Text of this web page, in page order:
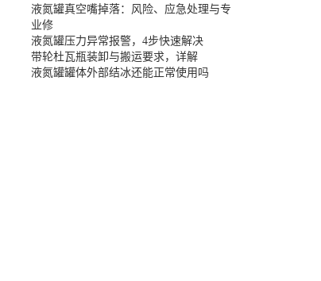
液氮罐真空嘴掉落：风险、应急处理与专
业修
液氮罐压力异常报警，4步快速解决
带轮杜瓦瓶装卸与搬运要求，详解
液氮罐罐体外部结冰还能正常使用吗